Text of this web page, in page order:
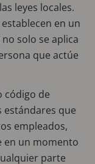
leyes locales.
en un
no solo se aplica
que actúe
código de
estándares que
empleados,
en un momento
parte